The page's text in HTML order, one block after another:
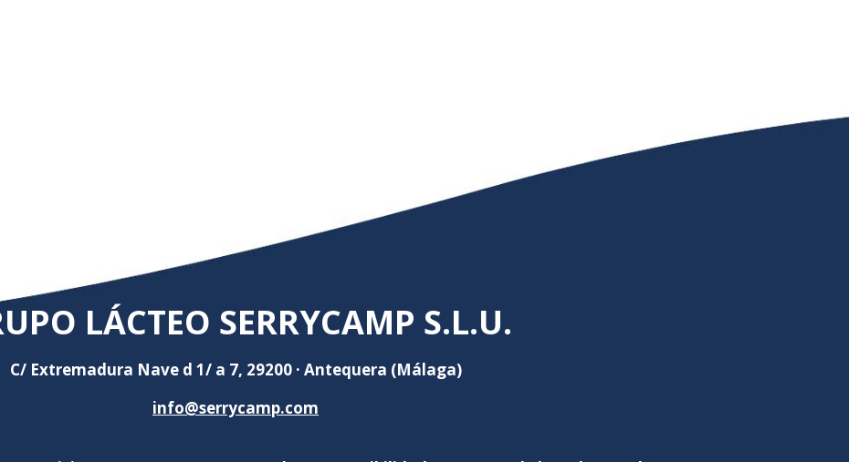
LÁCTEO SERRYCAMP S.L.U.
C/ Extremadura Nave d 1/ a 7, 29200 · Antequera (Málaga)
info@serrycamp.com